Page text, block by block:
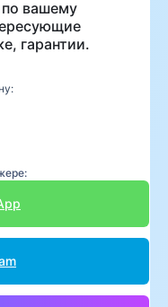
вашему
гарантии.